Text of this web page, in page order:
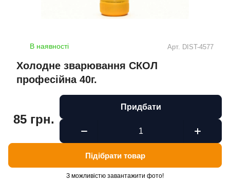
В наявності Арт. DIST-4577
Холодне зварювання СКОЛ
професійна 40г.
85 грн.
Придбати
Підібрати товар
З можливістю завантажити фото!